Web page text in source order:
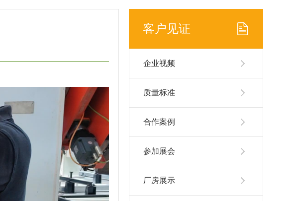
客户见证
企业视频
质量标准
合作案例
参加展会
厂房展示